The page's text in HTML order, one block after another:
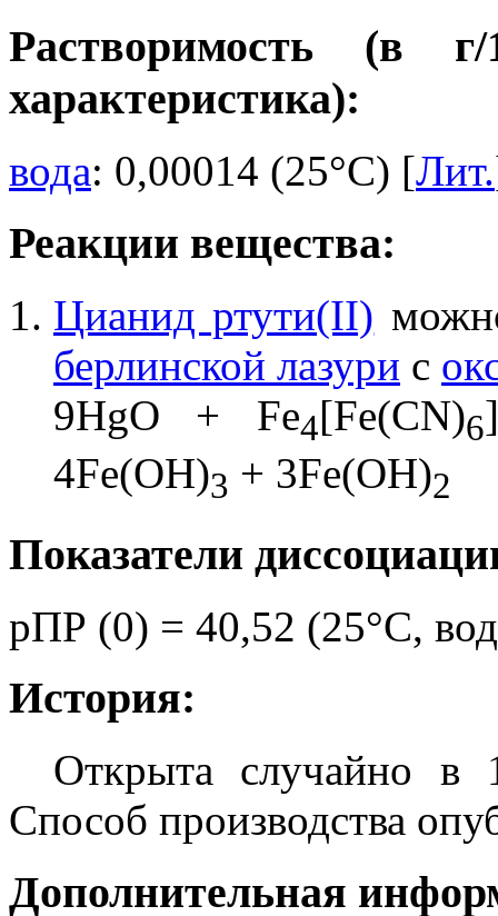
Растворимость (в
характеристика):
вода: 0,00014 (25°C) [Лит.
Реакции вещества:
Цианид ртути(II)
берлинской лазури с
9HgO + Fe4[Fe(CN)6
4Fe(OH)3 + 3Fe(OH)2
Показатели
pПР (0) = 40,52 (25°C,
История:
Открыта случайно в
Способ производства
Дополнительная